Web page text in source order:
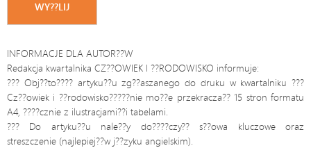
INFORMACJE DLA AUTOR??W
Redakcja kwartalnika CZ??OWIEK I ??RODOWISKO informuje:
??? Obj??to???? artyku??u zg??aszanego do druku w kwartalniku ???
Cz??owiek i ??rodowisko?????nie mo??e przekracza?? 15 stron formatu
A4, ????cznie z ilustracjami??i tabelami.
??? Do artyku??u nale??y do????czy?? s??owa kluczowe oraz
streszczenie (najlepiej??w j??zyku angielskim).